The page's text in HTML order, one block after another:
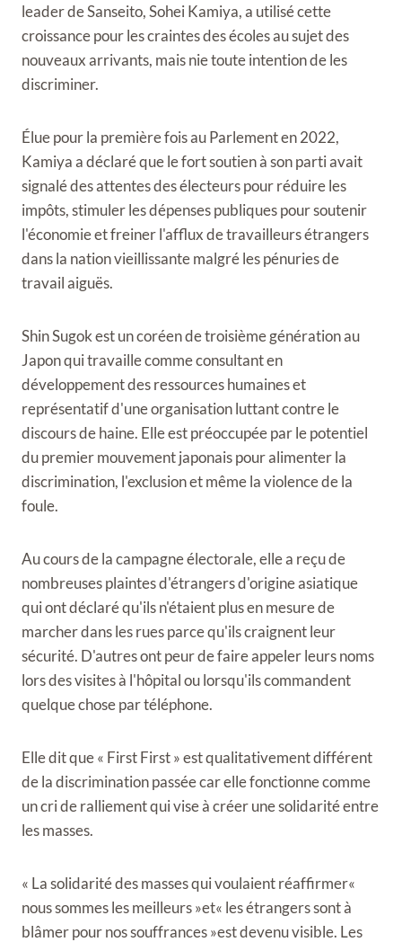
leader de Sanseito, Sohei Kamiya, a utilisé cette
croissance pour les craintes des écoles au sujet des
nouveaux arrivants, mais nie toute intention de les
discriminer.
Élue pour la première fois au Parlement en 2022,
Kamiya a déclaré que le fort soutien à son parti avait
signalé des attentes des électeurs pour réduire les
impôts, stimuler les dépenses publiques pour soutenir
l'économie et freiner l'afflux de travailleurs étrangers
dans la nation vieillissante malgré les pénuries de
travail aiguës.
Shin Sugok est un coréen de troisième génération au
Japon qui travaille comme consultant en
développement des ressources humaines et
représentatif d'une organisation luttant contre le
discours de haine. Elle est préoccupée par le potentiel
du premier mouvement japonais pour alimenter la
discrimination, l'exclusion et même la violence de la
foule.
Au cours de la campagne électorale, elle a reçu de
nombreuses plaintes d'étrangers d'origine asiatique
qui ont déclaré qu'ils n'étaient plus en mesure de
marcher dans les rues parce qu'ils craignent leur
sécurité. D'autres ont peur de faire appeler leurs noms
lors des visites à l'hôpital ou lorsqu'ils commandent
quelque chose par téléphone.
Elle dit que « First First » est qualitativement différent
de la discrimination passée car elle fonctionne comme
un cri de ralliement qui vise à créer une solidarité entre
les masses.
« La solidarité des masses qui voulaient réaffirmer«
nous sommes les meilleurs »et« les étrangers sont à
blâmer pour nos souffrances »est devenu visible. Les